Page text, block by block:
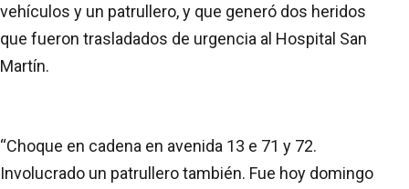
vehículos y un patrullero, y que generó dos heridos
que fueron trasladados de urgencia al Hospital San
Martín.
“Choque en cadena en avenida 13 e 71 y 72.
Involucrado un patrullero también. Fue hoy domingo